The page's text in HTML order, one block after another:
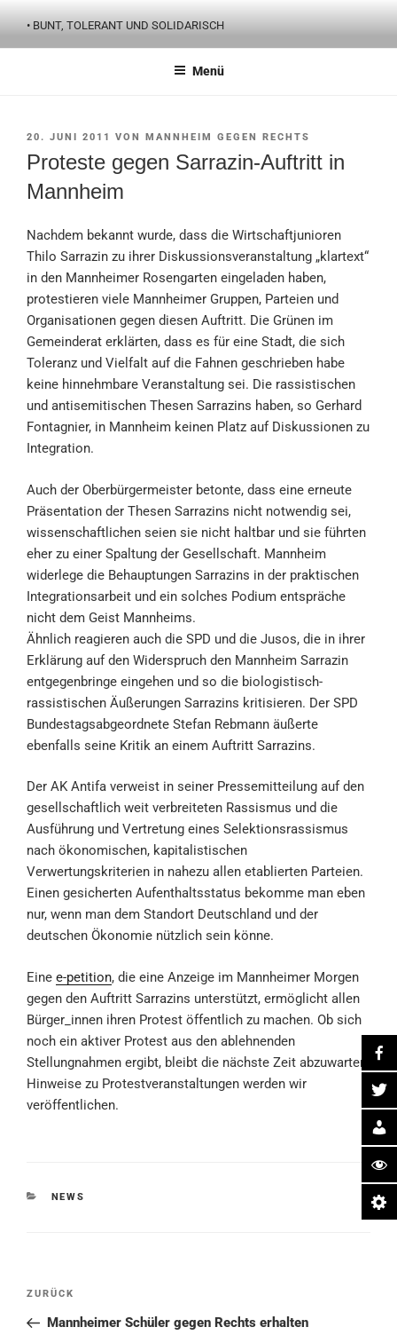
Inhalt
springen
• BUNT, TOLERANT UND SOLIDARISCH
Menü
VERÖFFENTLICHT
20. JUNI 2011 VON MANNHEIM GEGEN RECHTS
Proteste gegen Sarrazin-Auftritt in
Mannheim
Nachdem bekannt wurde, dass die Wirtschaftjunioren
Thilo Sarrazin zu ihrer Diskussionsveranstaltung „klartext“
in den Mannheimer Rosengarten eingeladen haben,
protestieren viele Mannheimer Gruppen, Parteien und
Organisationen gegen diesen Auftritt. Die Grünen im
Gemeinderat erklärten, dass es für eine Stadt, die sich
Toleranz und Vielfalt auf die Fahnen geschrieben habe
keine hinnehmbare Veranstaltung sei. Die rassistischen
und antisemitischen Thesen Sarrazins haben, so Gerhard
Fontagnier, in Mannheim keinen Platz auf Diskussionen zu
Integration.
Auch der Oberbürgermeister betonte, dass eine erneute
Präsentation der Thesen Sarrazins nicht notwendig sei,
wissenschaftlichen seien sie nicht haltbar und sie führten
eher zu einer Spaltung der Gesellschaft. Mannheim
widerlege die Behauptungen Sarrazins in der praktischen
Integrationsarbeit und ein solches Podium entspräche
nicht dem Geist Mannheims.
Ähnlich reagieren auch die SPD und die Jusos, die in ihrer
Erklärung auf den Widerspruch den Mannheim Sarrazin
entgegenbringe eingehen und so die biologistisch-
rassistischen Äußerungen Sarrazins kritisieren. Der SPD
Bundestagsabgeordnete Stefan Rebmann äußerte
ebenfalls seine Kritik an einem Auftritt Sarrazins.
Der AK Antifa verweist in seiner Pressemitteilung auf den
gesellschaftlich weit verbreiteten Rassismus und die
Ausführung und Vertretung eines Selektionsrassismus
nach ökonomischen, kapitalistischen
Verwertungskriterien in nahezu allen etablierten Parteien.
Einen gesicherten Aufenthaltsstatus bekomme man eben
nur, wenn man dem Standort Deutschland und der
deutschen Ökonomie nützlich sein könne.
Eine e-petition, die eine Anzeige im Mannheimer Morgen
gegen den Auftritt Sarrazins unterstützt, ermöglicht allen
Bürger_innen ihren Protest öffentlich zu machen. Ob sich
noch ein aktiver Protest aus den ablehnenden
Stellungnahmen ergibt, bleibt die nächste Zeit abzuwarten,
Hinweise zu Protestveranstaltungen werden wir
veröffentlichen.
KATEGORIEN
NEWS
Beitragsnavigation
Vorheriger
Beitrag
ZURÜCK
Mannheimer Schüler gegen Rechts erhalten